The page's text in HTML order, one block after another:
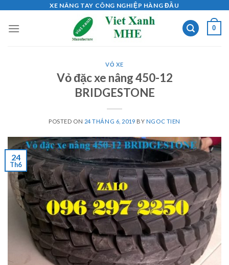
content
XE NÂNG TAY CÔNG NGHIỆP HÀNG ĐẦU
0
VỎ XE
Vỏ đặc xe nâng 450-12
BRIDGESTONE
POSTED ON 24 THÁNG 6, 2019 BY NGOC TIEN
24
Th6